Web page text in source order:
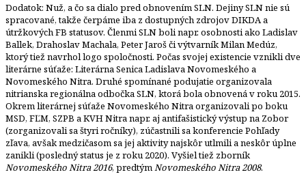
Dodatok: Nuž, a čo sa dialo pred obnovením SLN. Dejiny SLN nie sú
spracované, takže čerpáme iba z dostupných zdrojov DIKDA a
útržkových FB statusov. Členmi SLN boli napr. osobnosti ako Ladislav
Ballek, Drahoslav Machala, Peter Jaroš či výtvarník Milan Medúz,
ktorý tiež navrhol logo spoločnosti. Počas svojej existencie vznikli dve
literárne súťaže: Literárna Senica Ladislava Novomeského a
Novomeského Nitra. Druhé spomínané podujatie organizovala
nitrianska regionálna odbočka SLN, ktorá bola obnovená v roku 2015.
Okrem literárnej súťaže Novomeského Nitra organizovali po boku
MSD, FĽM, SZPB a KVH Nitra napr. aj antifašistický výstup na Zobor
(zorganizovali sa štyri ročníky), zúčastnili sa konferencie Pohľady
zľava, avšak medzičasom sa jej aktivity najskôr utlmili a neskôr úplne
zanikli (posledný status je z roku 2020). Vyšiel tiež zborník
Novomeského Nitra 2016, predtýmNovomeského Nitra 2008.